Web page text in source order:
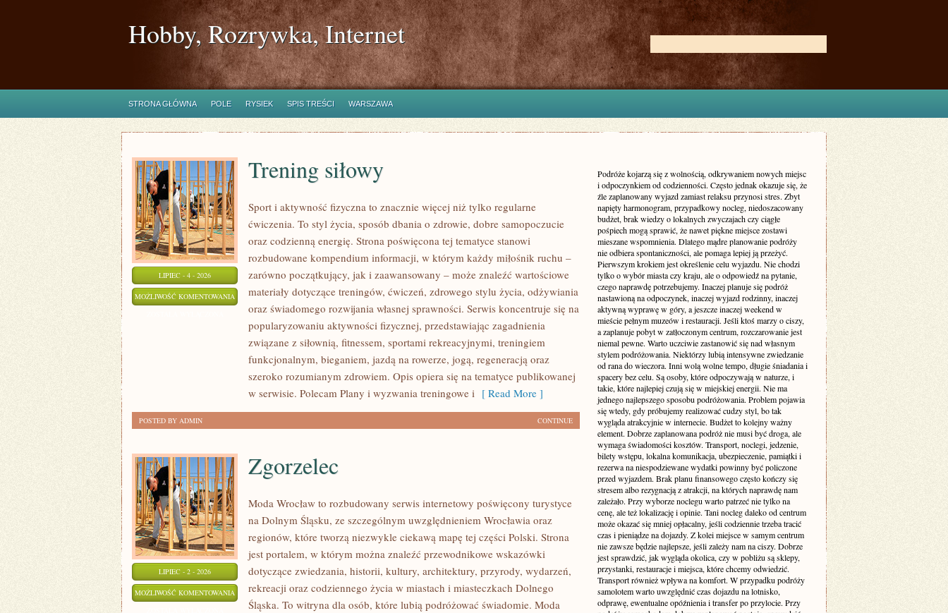
Hobby, Rozrywka, Internet
STRONA GŁÓWNA POLE RYSIEK SPIS TREŚCI WARSZAWA
LIPIEC - 4 - 2026
MOŻLIWOŚĆ KOMENTOWANIA TRENING
SIŁOWY
Trening siłowy
Sport i aktywność fizyczna to znacznie więcej niż tylko regularne
ćwiczenia. To styl życia, sposób dbania o zdrowie, dobre samopoczucie
oraz codzienną energię. Strona poświęcona tej tematyce stanowi
rozbudowane kompendium informacji, w którym każdy miłośnik ruchu –
zarówno początkujący, jak i zaawansowany – może znaleźć wartościowe
materiały dotyczące treningów, ćwiczeń, zdrowego stylu życia, odżywiania
oraz świadomego rozwijania własnej sprawności. Serwis koncentruje się na
popularyzowaniu aktywności fizycznej, przedstawiając zagadnienia
związane z siłownią, fitnessem, sportami rekreacyjnymi, treningiem
funkcjonalnym, bieganiem, jazdą na rowerze, jogą, regeneracją oraz
szeroko rozumianym zdrowiem. Opis opiera się na tematyce publikowanej
w serwisie. Polecam Plany i wyzwania treningowe i [ Read More ]
CONTINUE
POSTED BY ADMIN
LIPIEC - 2 - 2026
MOŻLIWOŚĆ KOMENTOWANIA ZGORZELEC
Zgorzelec
Moda Wrocław to rozbudowany serwis internetowy poświęcony turystyce
na Dolnym Śląsku, ze szczególnym uwzględnieniem Wrocławia oraz
regionów, które tworzą niezwykle ciekawą mapę tej części Polski. Strona
jest portalem, w którym można znaleźć przewodnikowe wskazówki
dotyczące zwiedzania, historii, kultury, architektury, przyrody, wydarzeń,
rekreacji oraz codziennego życia w miastach i miasteczkach Dolnego
Śląska. To witryna dla osób, które lubią podróżować świadomie. Moda
Podróże kojarzą się z wolnością, odkrywaniem nowych miejsc
i odpoczynkiem od codzienności. Często jednak okazuje się, że
źle zaplanowany wyjazd zamiast relaksu przynosi stres. Zbyt
napięty harmonogram, przypadkowy nocleg, niedoszacowany
budżet, brak wiedzy o lokalnych zwyczajach czy ciągłe
pośpiech mogą sprawić, że nawet piękne miejsce zostawi
mieszane wspomnienia. Dlatego mądre planowanie podróży
nie odbiera spontaniczności, ale pomaga lepiej ją przeżyć.
Pierwszym krokiem jest określenie celu wyjazdu. Nie chodzi
tylko o wybór miasta czy kraju, ale o odpowiedź na pytanie,
czego naprawdę potrzebujemy. Inaczej planuje się podróż
nastawioną na odpoczynek, inaczej wyjazd rodzinny, inaczej
aktywną wyprawę w góry, a jeszcze inaczej weekend w
mieście pełnym muzeów i restauracji. Jeśli ktoś marzy o ciszy,
a zaplanuje pobyt w zatłoczonym centrum, rozczarowanie jest
niemal pewne. Warto uczciwie zastanowić się nad własnym
stylem podróżowania. Niektórzy lubią intensywne zwiedzanie
od rana do wieczora. Inni wolą wolne tempo, długie śniadania i
spacery bez celu. Są osoby, które odpoczywają w naturze, i
takie, które najlepiej czują się w miejskiej energii. Nie ma
jednego najlepszego sposobu podróżowania. Problem pojawia
się wtedy, gdy próbujemy realizować cudzy styl, bo tak
wygląda atrakcyjnie w internecie. Budżet to kolejny ważny
element. Dobrze zaplanowana podróż nie musi być droga, ale
wymaga świadomości kosztów. Transport, noclegi, jedzenie,
bilety wstępu, lokalna komunikacja, ubezpieczenie, pamiątki i
rezerwa na niespodziewane wydatki powinny być policzone
przed wyjazdem. Brak planu finansowego często kończy się
stresem albo rezygnacją z atrakcji, na których naprawdę nam
zależało. Przy wyborze noclegu warto patrzeć nie tylko na
cenę, ale też lokalizację i opinie. Tani nocleg daleko od centrum
może okazać się mniej opłacalny, jeśli codziennie trzeba tracić
czas i pieniądze na dojazdy. Z kolei miejsce w samym centrum
nie zawsze będzie najlepsze, jeśli zależy nam na ciszy. Dobrze
jest sprawdzić, jak wygląda okolica, czy w pobliżu są sklepy,
przystanki, restauracje i miejsca, które chcemy odwiedzić.
Transport również wpływa na komfort. W przypadku podróży
samolotem warto uwzględnić czas dojazdu na lotnisko,
odprawę, ewentualne opóźnienia i transfer po przylocie. Przy